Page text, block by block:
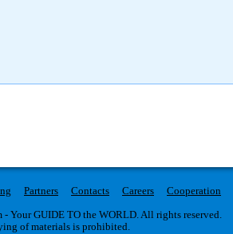
Partners Contacts Careers
Cooperation
Your GUIDE TO the WORLD. All rights reserved.
of materials is prohibited.